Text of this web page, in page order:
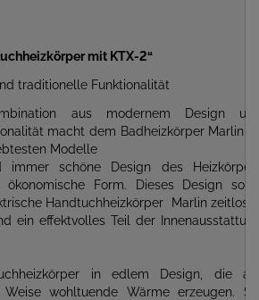
mit KTX-2“
traditionelle Funktionalität
aus modernem Design
macht dem Badheizkörper Marlin
Modelle
immer schöne Design des
ökonomische Form. Dieses Design
Handtuchheizkörper Marlin zeitlos
ein effektvolles Teil der
in edlem Design, die
Weise wohltuende Wärme erzeugen.